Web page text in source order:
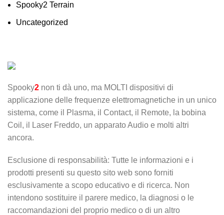
Spooky2 Terrain
Uncategorized
Spooky2 non ti dà uno, ma MOLTI dispositivi di
applicazione delle frequenze elettromagnetiche in un unico
sistema, come il Plasma, il Contact, il Remote, la bobina
Coil, il Laser Freddo, un apparato Audio e molti altri
ancora.
Esclusione di responsabilità: Tutte le informazioni e i
prodotti presenti su questo sito web sono forniti
esclusivamente a scopo educativo e di ricerca. Non
intendono sostituire il parere medico, la diagnosi o le
raccomandazioni del proprio medico o di un altro